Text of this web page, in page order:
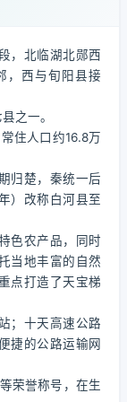
，北临湖北郧西
，西与旬阳县接
之一。
住人口约16.8万
归楚，秦统一后
）改称白河县至
色农产品，同时
当地丰富的自然
点打造了天宝梯
；十天高速公路
捷的公路运输网
荣誉称号，在生